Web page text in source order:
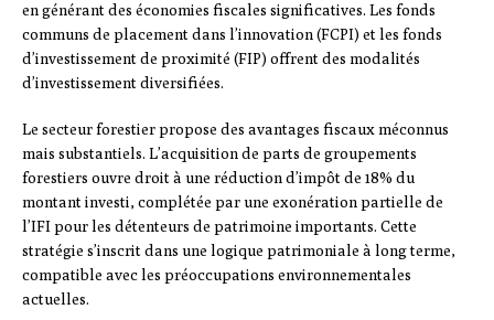
en générant des économies fiscales significatives. Les fonds
communs de placement dans l’innovation (FCPI) et les fonds
d’investissement de proximité (FIP) offrent des modalités
d’investissement diversifiées.
Le secteur forestier propose des avantages fiscaux méconnus
mais substantiels. L’acquisition de parts de groupements
forestiers ouvre droit à une réduction d’impôt de 18% du
montant investi, complétée par une exonération partielle de
l’IFI pour les détenteurs de patrimoine importants. Cette
stratégie s’inscrit dans une logique patrimoniale à long terme,
compatible avec les préoccupations environnementales
actuelles.